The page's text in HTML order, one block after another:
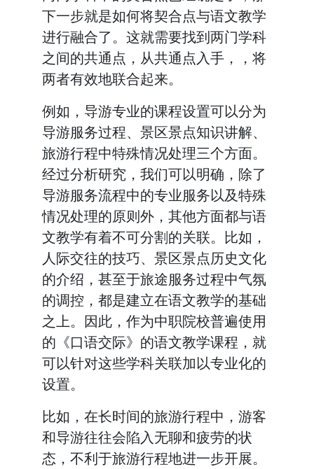
下一步就是如何将契合点与语文教学
进行融合了。这就需要找到两门学科
之间的共通点，从共通点入手，，将
两者有效地联合起来。
例如，导游专业的课程设置可以分为
导游服务过程、景区景点知识讲解、
旅游行程中特殊情况处理三个方面。
经过分析研究，我们可以明确，除了
导游服务流程中的专业服务以及特殊
情况处理的原则外，其他方面都与语
文教学有着不可分割的关联。比如，
人际交往的技巧、景区景点历史文化
的介绍，甚至于旅途服务过程中气氛
的调控，都是建立在语文教学的基础
之上。因此，作为中职院校普遍使用
的《口语交际》的语文教学课程，就
可以针对这些学科关联加以专业化的
设置。
比如，在长时间的旅游行程中，游客
和导游往往会陷入无聊和疲劳的状
态，不利于旅游行程地进一步开展。